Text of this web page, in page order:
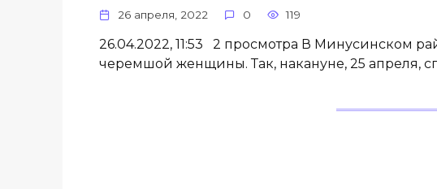
26 апреля, 2022 0 119
26.04.2022, 11:53 2 просмотра В Минусинском
черемшой женщины. Так, накануне, 25 апреля,